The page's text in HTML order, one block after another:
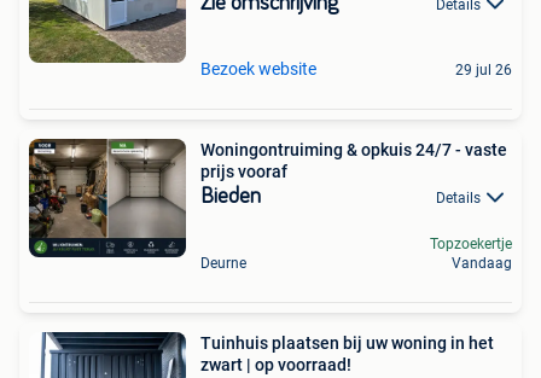
Details
Bezoek website 29 jul 26
Woningontruiming & opkuis 24/7 - vaste
prijs vooraf
Bieden Details
Deurne
Topzoekertje
Vandaag
Tuinhuis plaatsen bij uw woning in het
zwart | op voorraad!